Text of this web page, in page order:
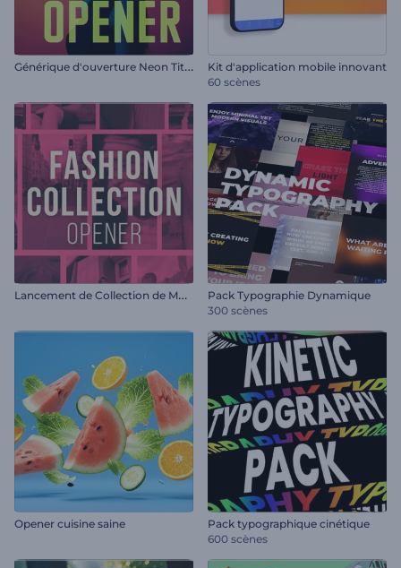
G
énérique d'ouverture Neon Titles
Kit d'application mobile innovant
60 scènes
L
ancement de Collection de Mode
Pack Typographie Dynamique
300 scènes
Opener cuisine saine
Pack typographique cinétique
600 scènes